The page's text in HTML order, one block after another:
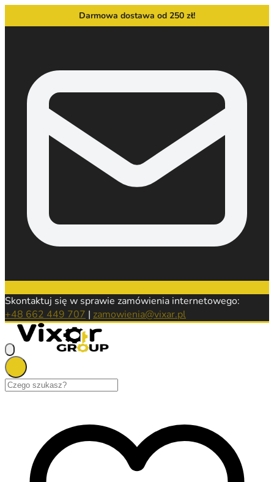
Darmowa dostawa od 250 zł!
Skontaktuj się w sprawie zamówienia internetowego:
+48 662 449 707 | zamowienia@vixar.pl